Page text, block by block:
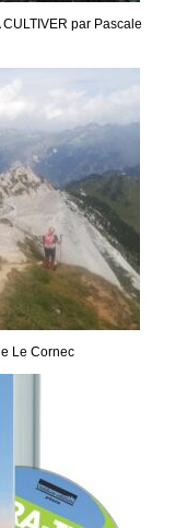
CULTIVER par Pascale
Le Cornec